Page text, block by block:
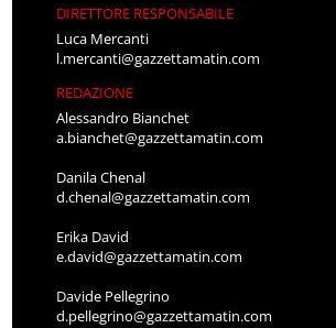
DIRETTORE RESPONSABILE
Luca Mercanti
l.mercanti@gazzettamatin.com
REDAZIONE
Alessandro Bianchet
a.bianchet@gazzettamatin.com
Danila Chenal
d.chenal@gazzettamatin.com
Erika David
e.david@gazzettamatin.com
Davide Pellegrino
d.pellegrino@gazzettamatin.com